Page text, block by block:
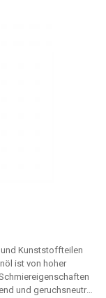
Kunststoffteilen
und geruchsneutral.